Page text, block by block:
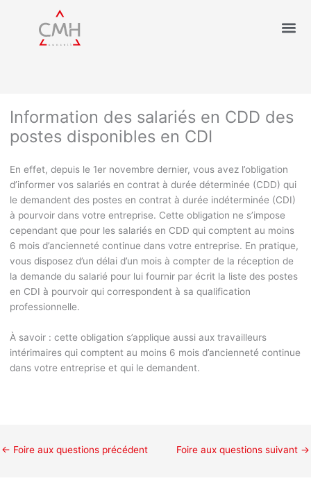
Information des salariés en CDD des
postes disponibles en CDI
En effet, depuis le 1ernovembre dernier, vous avez l’obligation
d’informer vos salariés en contrat à durée déterminée (CDD) qui
le demandent des postes en contrat à durée indéterminée (CDI)
à pourvoir dans votre entreprise. Cette obligation ne s’impose
cependant que pour les salariés en CDD qui comptent au moins
6 mois d’ancienneté continue dans votre entreprise. En pratique,
vous disposez d’un délai d’un mois à compter de la réception de
la demande du salarié pour lui fournir par écrit la liste des postes
en CDI à pourvoir qui correspondent à sa qualification
professionnelle.
À savoir : cette obligation s’applique aussi aux travailleurs
intérimaires qui comptent au moins 6 mois d’ancienneté continue
dans votre entreprise et qui le demandent.
← Foire aux questions précédent Foire aux questions suivant →